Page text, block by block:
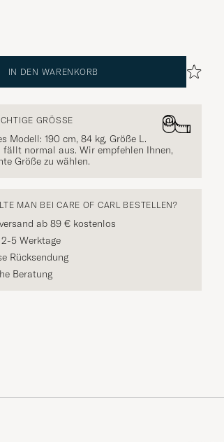
IN DEN WARENKORB
GRÖSSE
Modell: 190 cm, 84 kg, Größe L.
fällt normal aus. Wir empfehlen Ihnen,
Größe zu wählen.
MAN BEI CARE OF CARL BESTELLEN?
ab 89 € kostenlos
5 Werktage
Rücksendung
Beratung